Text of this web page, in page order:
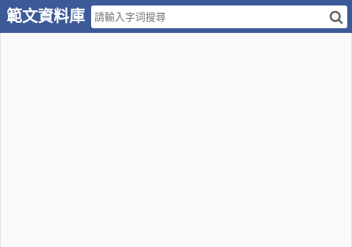
範文資料庫